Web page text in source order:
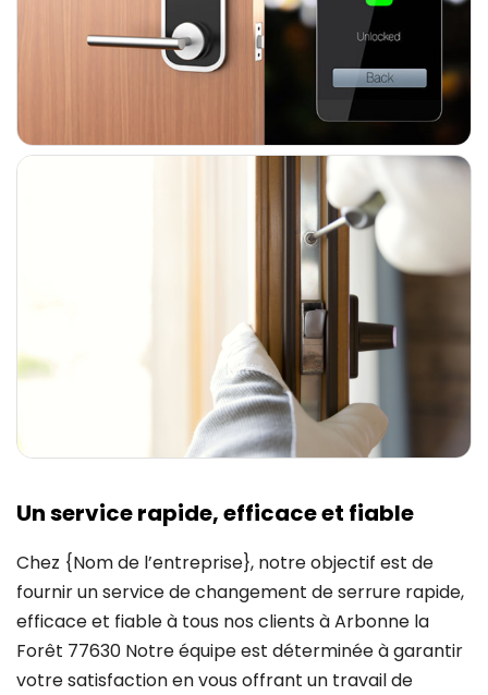
Un service rapide, efficace et fiable
Chez {Nom de l’entreprise}, notre objectif est de
fournir un service de changement de serrure rapide,
efficace et fiable à tous nos clients à Arbonne la
Forêt 77630 Notre équipe est déterminée à garantir
votre satisfaction en vous offrant un travail de